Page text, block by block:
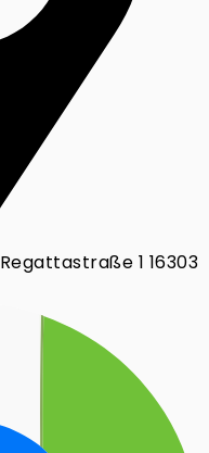
Regattastraße 1 16303